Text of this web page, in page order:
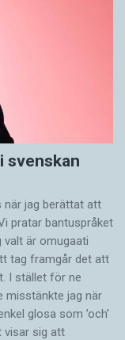
svenskan
när jag berättat att
pratar bantuspråket
valt är omugaati
tag framgår det att
I stället för ne
misstänkte jag när
glosa som ’och’
visar sig att